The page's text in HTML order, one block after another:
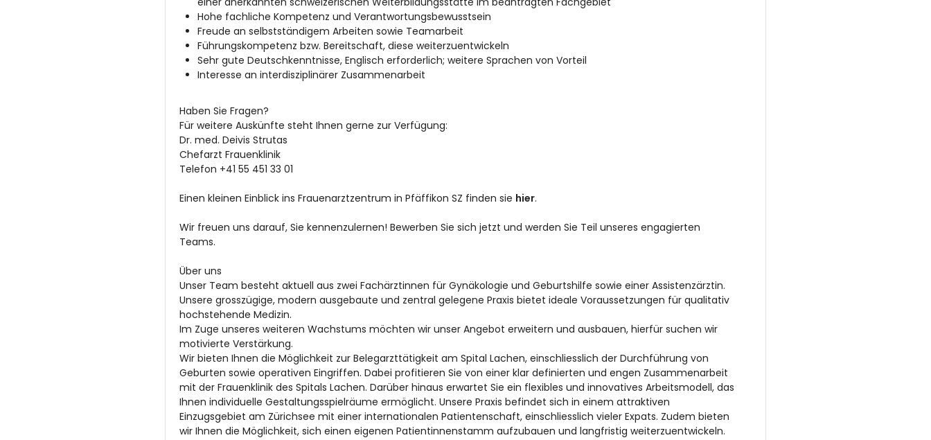
Hohe fachliche Kompetenz und Verantwortungsbewusstsein
Freude an selbstständigem Arbeiten sowie Teamarbeit
Führungskompetenz bzw. Bereitschaft, diese weiterzuentwickeln
Sehr gute Deutschkenntnisse, Englisch erforderlich; weitere Sprachen von Vorteil
Interesse an interdisziplinärer Zusammenarbeit
Haben Sie Fragen?
Für weitere Auskünfte steht Ihnen gerne zur Verfügung:
Dr. med. Deivis Strutas
Chefarzt Frauenklinik
Telefon +41 55 451 33 01
Einen kleinen Einblick ins Frauenarztzentrum in Pfäffikon SZ finden sie hier.
Wir freuen uns darauf, Sie kennenzulernen! Bewerben Sie sich jetzt und werden Sie Teil unseres engagierten
Teams.
Über uns
Unser Team besteht aktuell aus zwei Fachärztinnen für Gynäkologie und Geburtshilfe sowie einer Assistenzärztin.
Unsere grosszügige, modern ausgebaute und zentral gelegene Praxis bietet ideale Voraussetzungen für qualitativ
hochstehende Medizin.
Im Zuge unseres weiteren Wachstums möchten wir unser Angebot erweitern und ausbauen, hierfür suchen wir
motivierte Verstärkung.
Wir bieten Ihnen die Möglichkeit zur Belegarzttätigkeit am Spital Lachen, einschliesslich der Durchführung von
Geburten sowie operativen Eingriffen. Dabei profitieren Sie von einer klar definierten und engen Zusammenarbeit
mit der Frauenklinik des Spitals Lachen. Darüber hinaus erwartet Sie ein flexibles und innovatives Arbeitsmodell, das
Ihnen individuelle Gestaltungsspielräume ermöglicht. Unsere Praxis befindet sich in einem attraktiven
Einzugsgebiet am Zürichsee mit einer internationalen Patientenschaft, einschliesslich vieler Expats. Zudem bieten
wir Ihnen die Möglichkeit, sich einen eigenen Patientinnenstamm aufzubauen und langfristig weiterzuentwickeln.